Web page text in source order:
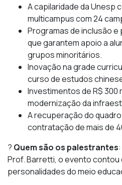
A capilaridade da Unesp
multicampus com 24
Programas de inclusão
que garantem apoio a
grupos minoritários.
Inovação na grade
curso de estudos
Investimentos de R$ 300
modernização da
A recuperação do
contratação de mais de
? Quem são os palestrantes
Prof. Barretti, o evento contou
personalidades do meio